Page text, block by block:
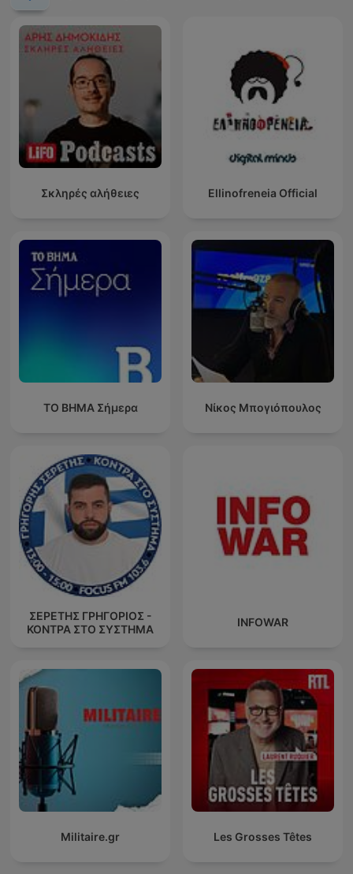
Σκληρές αλήθειες Ellinofreneia Official
ΤΟ ΒΗΜΑ Σήμερα Νίκος Μπογιόπουλος
ΣΕΡΕΤΗΣ ΓΡΗΓΟΡΙΟΣ -
ΚΟΝΤΡΑ ΣΤΟ ΣΥΣΤΗΜΑ
INFOWAR
Militaire.gr Les Grosses Têtes